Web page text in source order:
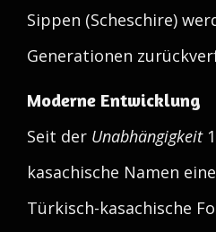
Sippen (Scheschire)
Generationen
Moderne Entwicklung
Seit der Unabhängigkeit
kasachische Namen
Türkisch-kasachische